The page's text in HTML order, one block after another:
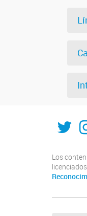
X
Los